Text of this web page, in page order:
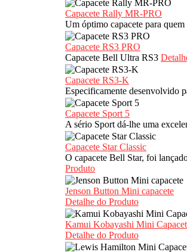
Capacete Rally MR-PRO
Um óptimo capacete para
Capacete RS3 PRO
Capacete Bell Ultra RS3
Capacete RS3-K
Especificamente desenvolvido
Capacete Sport 5
A sério Sport dá-lhe uma
Capacete Star Classic
O capacete Bell Star, foi
Produto
Jenson Button Mini capacete
Detalhe do Produto
Kamui Kobayashi Mini
Detalhe do Produto